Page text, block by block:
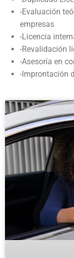
-Evaluación
empresas
-Licencia
-Revalidación
-Asesoría en
-Improntación